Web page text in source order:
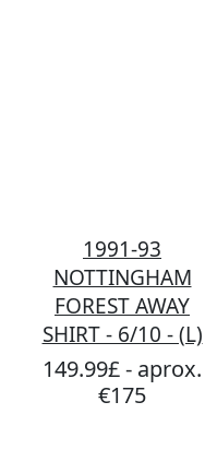
1991-93
NOTTINGHAM
FOREST AWAY
SHIRT - 6/10 - (L)
149.99£ - aprox.
€175